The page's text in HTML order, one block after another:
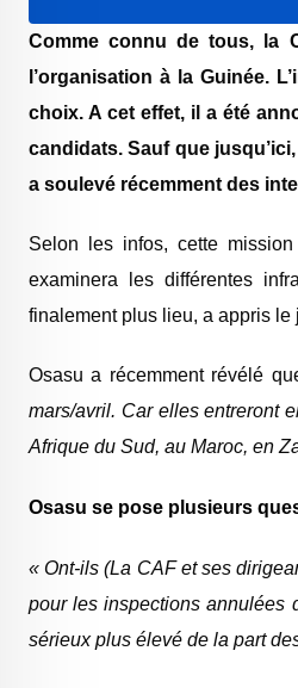
Comme connu de tous, la
l’organisation à la Guinée.
choix. A cet effet, il a été
candidats. Sauf que
a soulevé récemment des
Selon les infos, cette
examinera les différentes
finalement plus lieu, a appris le
Osasu a récemment révélé
mars/avril. Car elles entreront
Afrique du Sud, au Maroc, en
Osasu se pose plusieurs
« Ont-ils (La CAF et ses
pour les inspections annulées
sérieux plus élevé de la part